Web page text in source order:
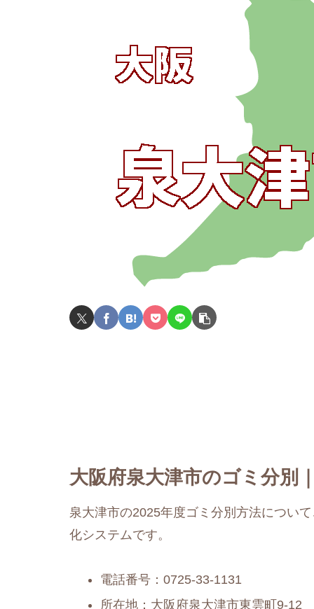
大阪府泉大津市のゴミ分別
泉大津市の2025年度ゴミ分別方法につい
化システムです。
電話番号：0725-33-1131
所在地：大阪府泉大津市東雲町9-12